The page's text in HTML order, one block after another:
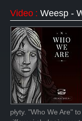
Video : Weesp -
płyty. "Who We Are"